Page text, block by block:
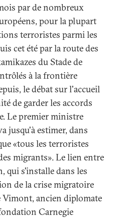
par de nombreux
pour la plupart
terroristes parmi les
cet été par la route des
du Stade de
à la frontière
le débat sur l'accueil
de garder les accords
Le premier ministre
jusqu'à estimer, dans
«tous les terroristes
migrants». Le lien entre
qui s'installe dans les
de la crise migratoire
Vimont, ancien diplomate
Carnegie